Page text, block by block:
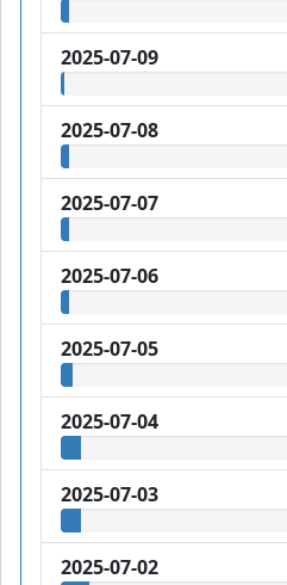
2025-07-09
2025-07-08
2025-07-07
2025-07-06
2025-07-05
2025-07-04
2025-07-03
2025-07-02